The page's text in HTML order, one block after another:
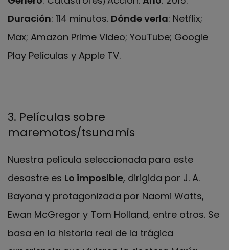
Duración: 114 minutos. Dónde verla: Netflix;
Max; Amazon Prime Video; YouTube; Google
Play Películas y Apple TV.
3. Películas sobre
maremotos/tsunamis
Nuestra película seleccionada para este
desastre es Lo imposible, dirigida por J. A.
Bayona y protagonizada por Naomi Watts,
Ewan McGregor y Tom Holland, entre otros. Se
basa en la historia real de la trágica